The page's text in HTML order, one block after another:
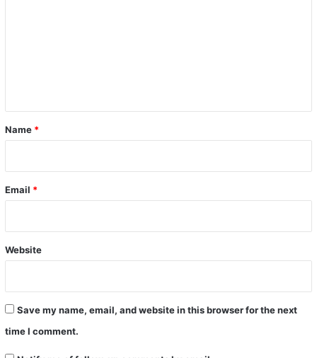
*
Name *
Email *
Website
Save my name, email, and website in this browser for the next
time I comment.